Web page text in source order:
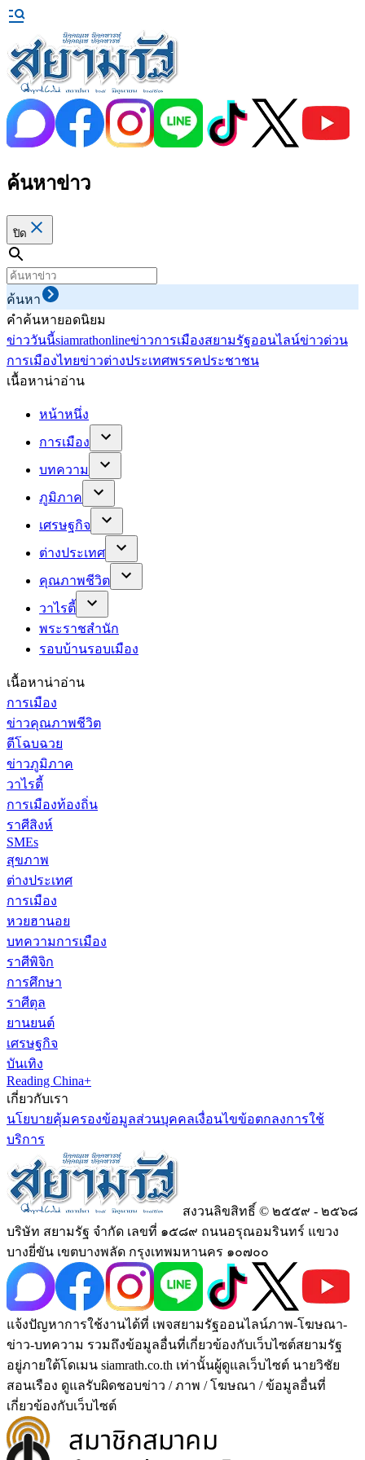
ค้นหาข่าว
ปิด
ค้นหา
คำค้นหายอดนิยม
ข่าววันนี้siamrathonlineข่าวการเมืองสยามรัฐออนไลน์ข่าวด่วน
การเมืองไทยข่าวต่างประเทศพรรคประชาชน
เนื้อหาน่าอ่าน
หน้าหนึ่ง
การเมือง
บทความ
ภูมิภาค
เศรษฐกิจ
ต่างประเทศ
คุณภาพชีวิต
วาไรตี้
พระราชสำนัก
รอบบ้านรอบเมือง
เนื้อหาน่าอ่าน
การเมือง
ข่าวคุณภาพชีวิต
ตีโฉบฉวย
ข่าวภูมิภาค
วาไรตี้
การเมืองท้องถิ่น
ราศีสิงห์
SMEs
สุขภาพ
ต่างประเทศ
การเมือง
หวยฮานอย
บทความการเมือง
ราศีพิจิก
การศึกษา
ราศีตุล
ยานยนต์
เศรษฐกิจ
บันเทิง
Reading China+
เกี่ยวกับเรา
นโยบายคุ้มครองข้อมูลส่วนบุคคลเงื่อนไขข้อตกลงการใช้
บริการ
สงวนลิขสิทธิ์ © ๒๕๕๙ - ๒๕๖๘
บริษัท สยามรัฐ จำกัด เลขที่ ๑๕๘๙ ถนนอรุณอมรินทร์ แขวง
บางยี่ขัน เขตบางพลัด กรุงเทพมหานคร ๑๐๗๐๐
แจ้งปัญหาการใช้งานได้ที่ เพจสยามรัฐออนไลน์ภาพ-โฆษณา-
ข่าว-บทความ รวมถึงข้อมูลอื่นที่เกี่ยวข้องกับเว็บไซต์สยามรัฐ
อยู่ภายใต้โดเมน siamrath.co.th เท่านั้นผู้ดูแลเว็บไซต์ นายวิชัย
สอนเรือง ดูแลรับผิดชอบข่าว / ภาพ / โฆษณา / ข้อมูลอื่นที่
เกี่ยวข้องกับเว็บไซต์